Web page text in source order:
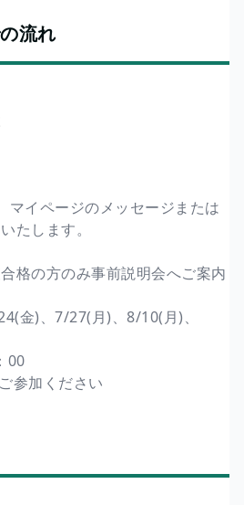
流れ
マイページのメッセージまたは
たします。
格の方のみ事前説明会へご案内
)、7/27(月)、8/10(月)、
00
参加ください